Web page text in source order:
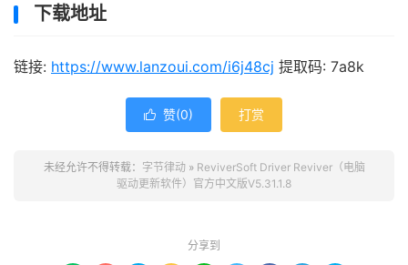
下载地址
链接: https://www.lanzoui.com/i6j48cj 提取码: 7a8k
 赞(0) 打赏
未经允许不得转载： 字节律动» ReviverSoft Driver Reviver（电脑
驱动更新软件）官方中文版V5.31.1.8
分享到